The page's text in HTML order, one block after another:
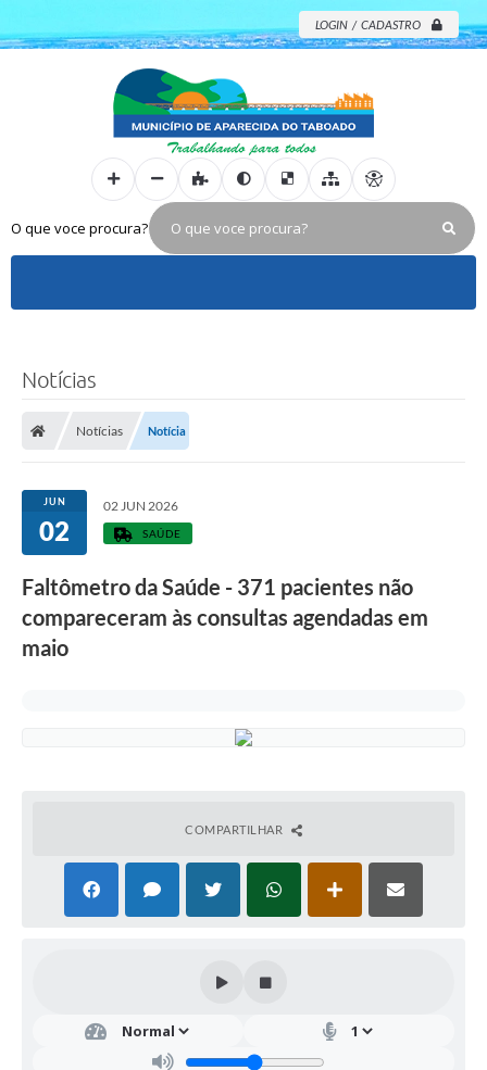
LOGIN / CADASTRO
O que voce procura?
Notícias
Notícias Notícia
JUN
02
02 JUN 2026
SAÚDE
Faltômetro da Saúde - 371 pacientes não
compareceram às consultas agendadas em
maio
COMPARTILHAR